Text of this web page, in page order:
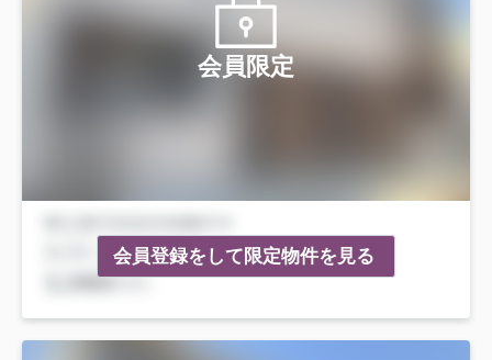
会員限定
会員登録をして限定物件を見る